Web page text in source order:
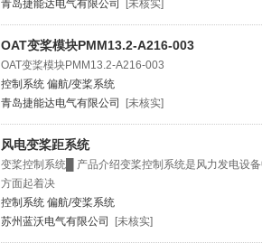
青岛捷能达电气有限公司
[未核实]
OAT变桨模块PMM13.2-A216-003
OAT变桨模块PMM13.2-A216-003
控制系统 偏航/变桨系统
青岛捷能达电气有限公司
[未核实]
风电变桨距系统
变桨控制系统█ 产品介绍变桨控制系统是风力发电设
方面起着决
控制系统 偏航/变桨系统
苏州蓝沃电气有限公司
[未核实]